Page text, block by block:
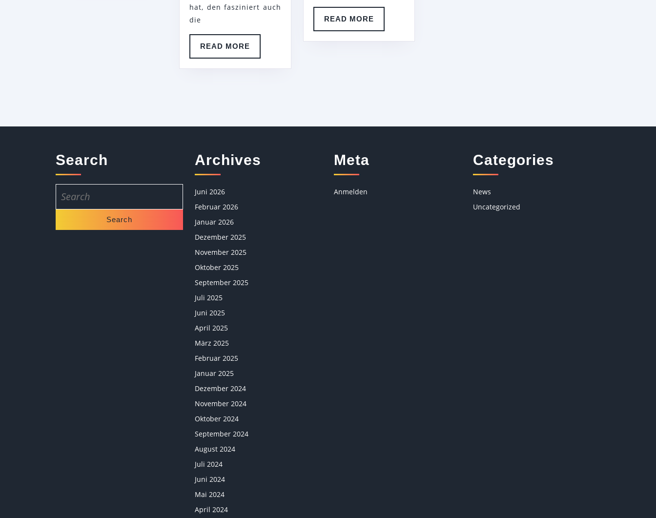
hat, den fasziniert auch
die
READ MORE
MORE
READ MOREREAD
MORE
Search
for:
Archives
Juni 2026
Februar 2026
Januar 2026
Dezember 2025
November 2025
Oktober 2025
September 2025
Juli 2025
Juni 2025
April 2025
März 2025
Februar 2025
Januar 2025
Dezember 2024
November 2024
Oktober 2024
September 2024
August 2024
Juli 2024
Juni 2024
Mai 2024
April 2024
Meta
Anmelden
Categories
News
Uncategorized